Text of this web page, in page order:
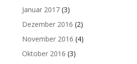
Januar 2017(3)
Dezember 2016 (2)
November 2016 (4)
Oktober 2016 (3)